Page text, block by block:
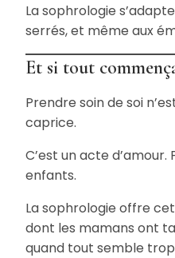
La sophrologie
serrés, et même aux
Et si tout
Prendre soin de soi
caprice.
C’est un acte d’amour.
enfants.
La sophrologie offre
dont les mamans ont
quand tout semble